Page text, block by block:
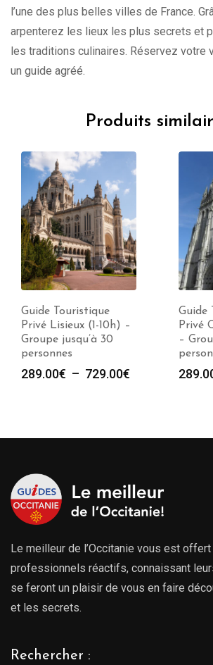
l’une des plus belles villes de France.
arpenterez les lieux les plus secrets et
les traditions culinaires. Réservez votre
un guide agréé.
Produits
Guide Touristique
Privé Lisieux (1-10h) –
Groupe jusqu’à 30
personnes
289.00€ – 729.00€
à
Guide
Privé
–
Le meilleur de l’Occitanie vous est
professionnels réactifs, connaissant
se feront un plaisir de vous en faire
et les secrets.
Rechercher :